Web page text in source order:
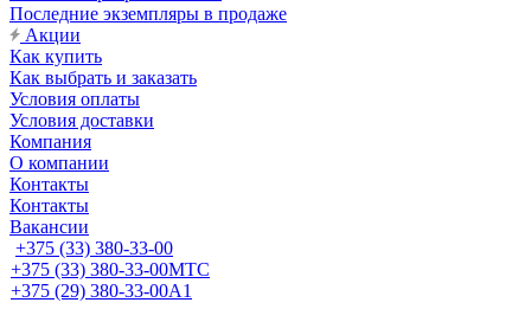
Последние экземпляры в продаже
Акции
Как купить
Как выбрать и заказать
Условия оплаты
Условия доставки
Компания
О компании
Контакты
Контакты
Вакансии
+375 (33) 380-33-00
+375 (33) 380-33-00МТС
+375 (29) 380-33-00А1